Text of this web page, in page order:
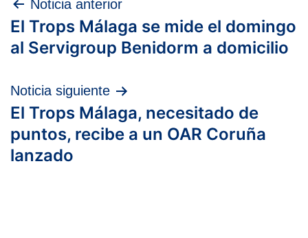
Navegación
de
Noticia anterior
El Trops Málaga se mide el domingo
al Servigroup Benidorm a domicilio
Noticia siguiente
El Trops Málaga, necesitado de
puntos, recibe a un OAR Coruña
lanzado